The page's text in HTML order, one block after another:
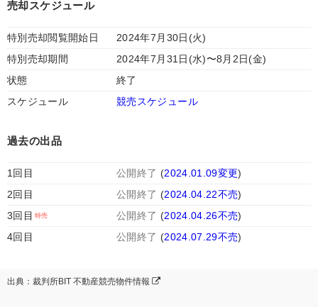
売却スケジュール
特別売却閲覧開始日
2024年7月30日(火)
特別売却期間
2024年7月31日(水)〜8月2日(金)
状態
終了
スケジュール
競売スケジュール
過去の出品
1回目 公開終了 (2024.01.09変更)
2回目
公開終了 (2024.04.22不売)
3回目
公開終了 (2024.04.26不売)
4回目
公開終了 (2024.07.29不売)
出典：裁判所BIT 不動産競売物件情報